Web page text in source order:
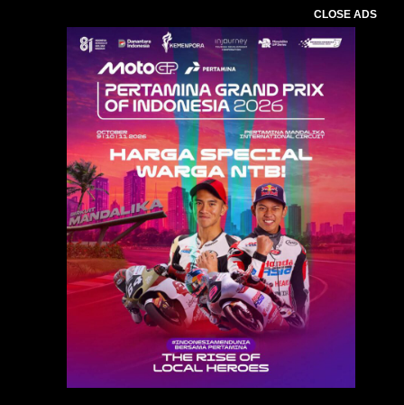
CLOSE ADS